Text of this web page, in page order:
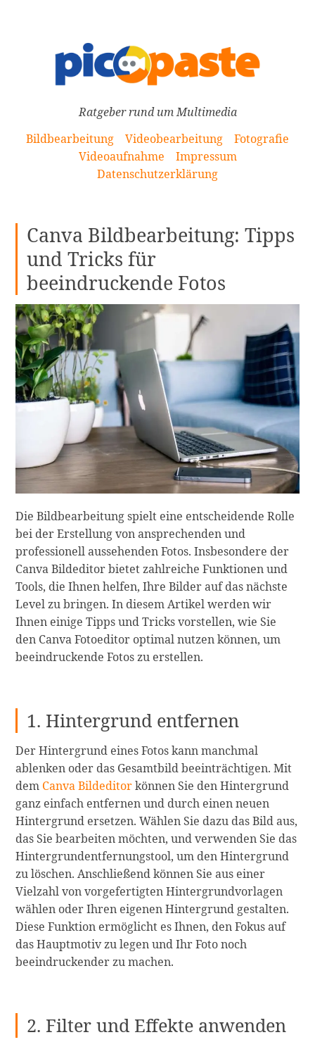
Ratgeber rund um Multimedia
Bildbearbeitung
Videobearbeitung
Fotografie
Videoaufnahme
Impressum
Datenschutzerklärung
Canva Bildbearbeitung: Tipps
und Tricks für
beeindruckende Fotos
Die Bildbearbeitung spielt eine entscheidende Rolle
bei der Erstellung von ansprechenden und
professionell aussehenden Fotos. Insbesondere der
Canva Bildeditor bietet zahlreiche Funktionen und
Tools, die Ihnen helfen, Ihre Bilder auf das nächste
Level zu bringen. In diesem Artikel werden wir
Ihnen einige Tipps und Tricks vorstellen, wie Sie
den Canva Fotoeditor optimal nutzen können, um
beeindruckende Fotos zu erstellen.
1. Hintergrund entfernen
Der Hintergrund eines Fotos kann manchmal
ablenken oder das Gesamtbild beeinträchtigen. Mit
dem Canva Bildeditorkönnen Sie den Hintergrund
ganz einfach entfernen und durch einen neuen
Hintergrund ersetzen. Wählen Sie dazu das Bild aus,
das Sie bearbeiten möchten, und verwenden Sie das
Hintergrundentfernungstool, um den Hintergrund
zu löschen. Anschließend können Sie aus einer
Vielzahl von vorgefertigten Hintergrundvorlagen
wählen oder Ihren eigenen Hintergrund gestalten.
Diese Funktion ermöglicht es Ihnen, den Fokus auf
das Hauptmotiv zu legen und Ihr Foto noch
beeindruckender zu machen.
2. Filter und Effekte anwenden